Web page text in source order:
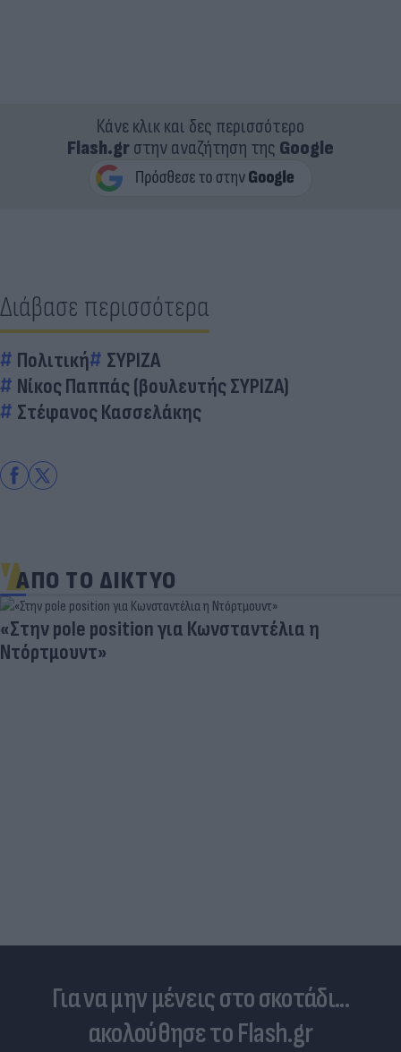
Κάνε κλικ και δες περισσότερο
Flash.grστην αναζήτηση της Google
Διάβασε περισσότερα
Πολιτική
ΣΥΡΙΖΑ
Νίκος Παππάς (βουλευτής ΣΥΡΙΖΑ)
Στέφανος Κασσελάκης
ΑΠΟ ΤΟ ΔΙΚΤΥΟ
«Στην pole position για Κωνσταντέλια η
Ντόρτμουντ»
Για να μην μένεις στο σκοτάδι...
ακολούθησε το Flash.gr